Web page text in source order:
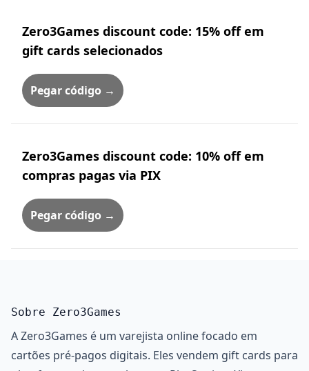
Zero3Games discount code: 15% off em
gift cards selecionados
Pegar código →
Zero3Games discount code: 10% off em
compras pagas via PIX
Pegar código →
Sobre Zero3Games
A Zero3Games é um varejista online focado em
cartões pré-pagos digitais. Eles vendem gift cards para